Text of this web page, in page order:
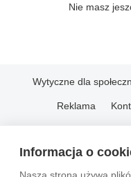
Informacja o
Nie masz
Wytyczne dla
Reklama